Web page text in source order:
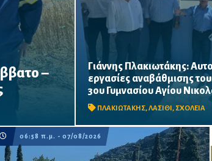
–
πυρκαγιάς
σε
Γιάννης Πλακιωτάκης:
εργασίες αναβάθμισης
3ου Γυμνασίου Αγίου
ΠΛΑΚΙΩΤΑΚΗΣ,ΛΑΣΙΘΙ , ΣΧΟΛΕΙΑ
Οι παρεμβάσεις του
«Μαριέττα Γιαννάκου»
ολοκληρωθούν πριν από τη
χρονιά – Προβλέπονται
06:58 π.μ. - 07/08/2026